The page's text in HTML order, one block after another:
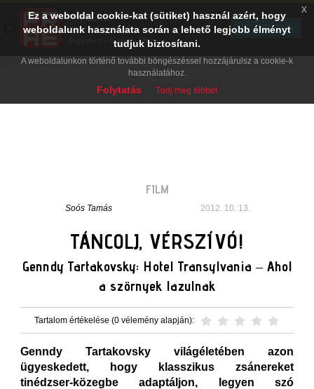
FILM
Soós Tamás 2012. 10. 13.
TÁNCOLJ, VÉRSZÍVÓ!
Genndy Tartakovsky: Hotel Transylvania – Ahol
a szörnyek lazulnak
Tartalom értékelése (0 vélemény alapján):
Genndy Tartakovsky világéletében azon
ügyeskedett, hogy klasszikus zsánereket
tinédzser-közegbe adaptáljon, legyen szó
Ez a weboldal cookie-kat (sütiket) használ azért, hogy
weboldalunk használata során a lehető legjobb élményt
tudjuk biztosítani.
A weboldalunkon történő további böngészéssel hozzájárulsz a cookie-k
használatához.
Folytatás Tudj meg többet
x
PRAE.HU
Digital Evolution
Ingyenes - Google Play
TELEPÍTÉS